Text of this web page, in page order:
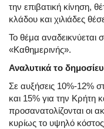
την επιβατική κίνηση,
κλάδου και χιλιάδες
Το θέμα αναδεικνύεται
«Καθημερινής».
Αναλυτικά το
Σε αυξήσεις 10%-12%
και 15% για την Κρήτη
προσανατολίζονται οι
κυρίως το υψηλό